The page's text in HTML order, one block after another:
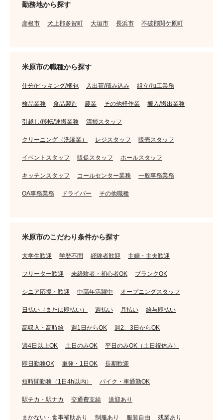
勤務地から探す
彦根市 犬上郡多賀町 大垣市 長浜市 不破郡関ケ原町
米原市の職種から探す
仕分/ピッキング/梱包 入出荷/積み込み 組立/加工業務
検品業務 食品製造 農業 その他軽作業 搬入/搬出業務
引越し/移転/運搬業務 清掃スタッフ
クリーニング（洗濯業） レジスタッフ 販売スタッフ
イベントスタッフ 販促スタッフ ホールスタッフ
キッチンスタッフ コールセンター業務 一般事務業務
OA事務業務 ドライバー その他職種
米原市のこだわり条件から探す
大学生歓迎 学歴不問 経験者歓迎 主婦・主夫歓迎
フリーター歓迎 未経験者・初心者OK ブランクOK
シニア応援・歓迎 中高年活躍中 オープニングスタッフ
日払い（または即払い） 週払い 月払い 給与即払い
高収入・高時給 週1日からOK 週2、3日からOK
週4日以上OK 土日のみOK 平日のみOK（土日祝休み）
即日勤務OK 単発・1日OK 長期歓迎
短時間勤務（1日4h以内） バイク・車通勤OK
駅チカ・駅ナカ 交通費支給 送迎あり
まかない・食事補助あり 制服あり 服装自由 残業あり